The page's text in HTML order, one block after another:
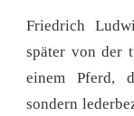
Friedrich
später von der
einem Pferd,
sondern